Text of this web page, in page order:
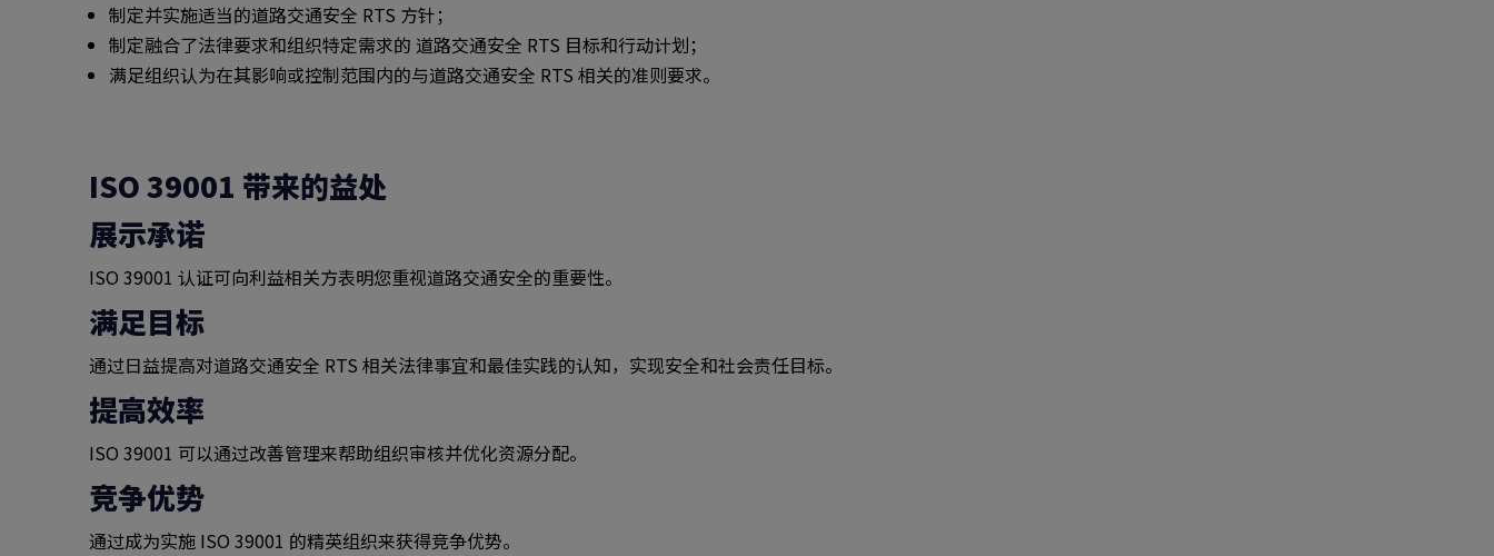
制定并实施适当的道路交通安全 RTS 方针；
制定融合了法律要求和组织特定需求的 道路交通安全 RTS 目标和行动计划；
满足组织认为在其影响或控制范围内的与道路交通安全 RTS 相关的准则要求。
ISO 39001 带来的益处
展示承诺
ISO 39001 认证可向利益相关方表明您重视道路交通安全的重要性。
满足目标
通过日益提高对道路交通安全 RTS 相关法律事宜和最佳实践的认知，实现安全和社会责任目标。
提高效率
ISO 39001 可以通过改善管理来帮助组织审核并优化资源分配。
竞争优势
通过成为实施 ISO 39001 的精英组织来获得竞争优势。